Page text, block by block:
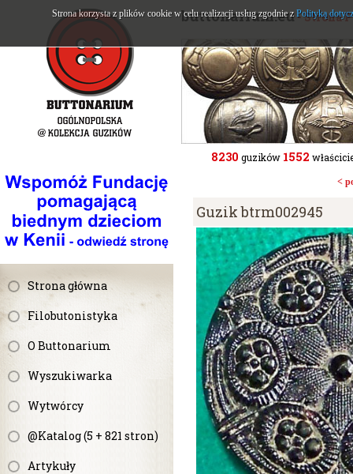
Strona główna
Filobutonistyka
O Buttonarium
Wyszukiwarka
Wytwórcy
@Katalog (5 + 821 stron)
Artykuły
buttonarium.eu- Strona
8230 guzików 1552
<
Guzik btrm002945
Strona korzysta z plików cookie w celu realizacji usług zgodnie z Polityką